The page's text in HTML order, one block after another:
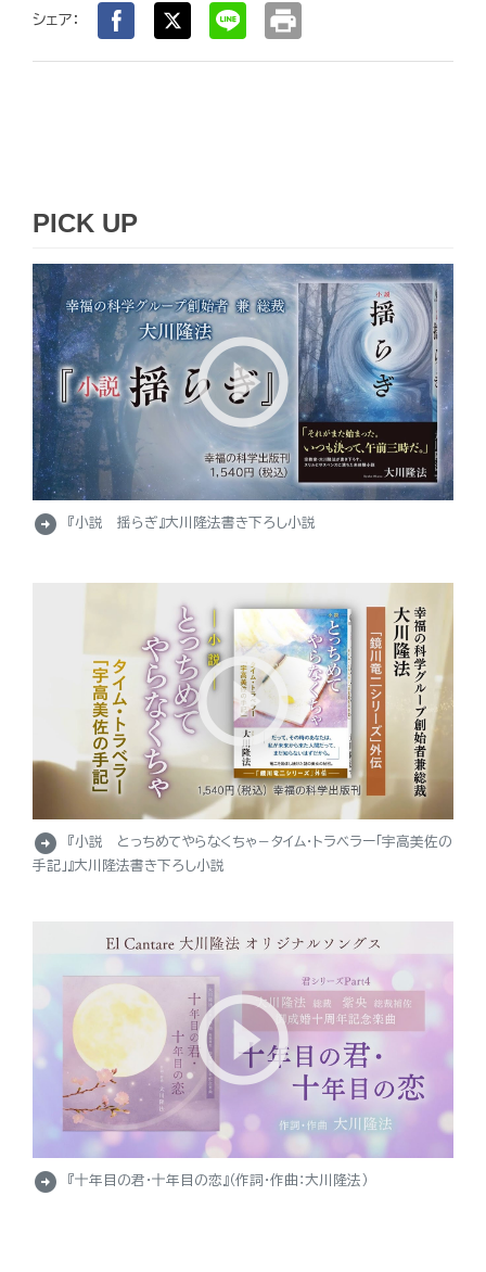
シェア： print
PICK UP
arrow_circle_right 『小説 揺らぎ』大川隆法書き下ろし小説
arrow_circle_right
『小説 とっちめてやらなくちゃ－タイム・トラベラー「宇高美佐の
手記」』大川隆法書き下ろし小説
arrow_circle_right 『十年目の君・十年目の恋』（作詞・作曲：大川隆法）